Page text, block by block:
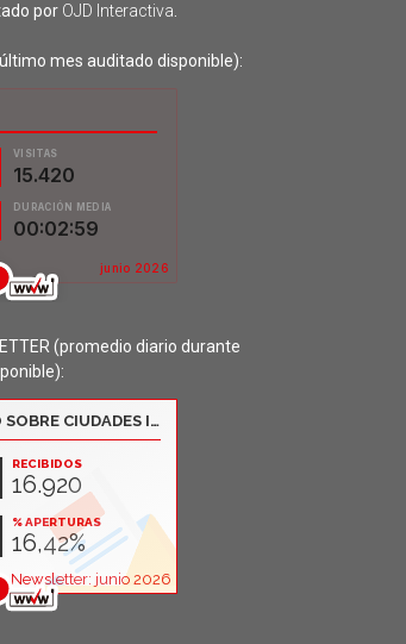
por OJD Interactiva
mes auditado disponible):
(promedio diario durante